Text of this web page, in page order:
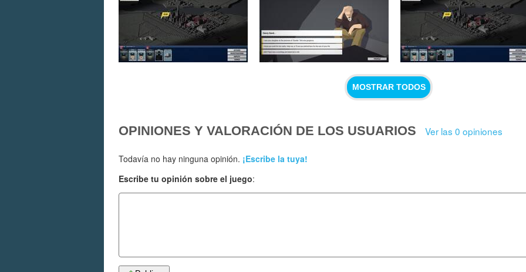
MOSTRAR TODOS
OPINIONES Y VALORACIÓN DE LOS USUARIOS Ver las 0 opiniones
Todavía no hay ninguna opinión. ¡Escribe la tuya!
Escribe tu opinión sobre el juego: